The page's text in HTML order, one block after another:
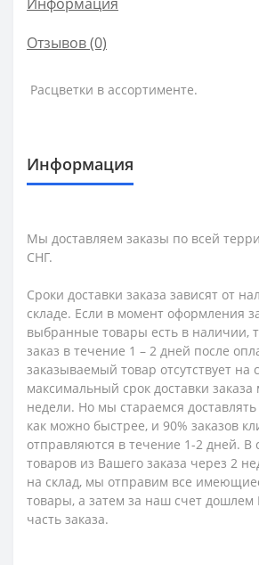
Отзывов (0)
Расцветки в ассортименте.
Информация
Мы доставляем заказы по всей
СНГ.
Сроки доставки заказа зависят от
складе. Если в момент оформления
выбранные товары есть в наличии,
заказ в течение 1 – 2 дней после
заказываемый товар отсутствует на
максимальный срок доставки заказа
недели. Но мы стараемся
как можно быстрее, и 90% заказов
отправляются в течение 1-2 дней. В
товаров из Вашего заказа через 2
на склад, мы отправим все
товары, а затем за наш счет
часть заказа.